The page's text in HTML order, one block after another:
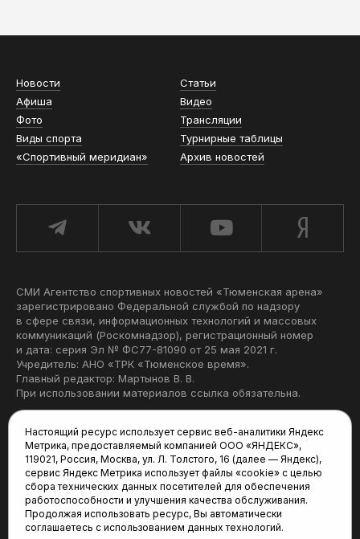
Новости
Статьи
Афиша
Видео
Фото
Трансляции
Виды спорта
Турнирные таблицы
«Спортивный меридиан»
Архив новостей
СМИ Агентство спортивных новостей «Тюменская арена»
зарегистрировано Федеральной службой по надзору
в сфере связи, информационных технологий и массовых
коммуникаций (Роскомнадзор), регистрационный номер
и дата: серия Эл № ФС77-81090 от 25 мая 2021 г.
Учредитель: АНО «ТРК «Тюменское время».
Главный редактор: Мартынов В. В.
При использовании материалов ссылка обязательна.
Редакция:
625035, Тюмень, пр. Геологоразведчиков, 28А
(3452) 68-22-28
tum-arena@mail.ru
Отдел продаж:
Настоящий ресурс использует сервис веб-аналитики Яндекс
Метрика, предоставляемый компанией ООО «ЯНДЕКС»,
119021, Россия, Москва, ул. Л. Толстого, 16 (далее — Яндекс),
сервис Яндекс Метрика использует файлы «cookie» с целью
сбора технических данных посетителей для обеспечения
работоспособности и улучшения качества обслуживания.
Продолжая использовать ресурс, Вы автоматически
соглашаетесь с использованием данных технологий.